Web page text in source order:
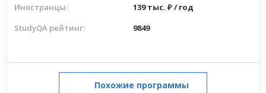
Иностранцы:
139 тыс. ₽ / год
StudyQA рейтинг:
9849
Похожие программы